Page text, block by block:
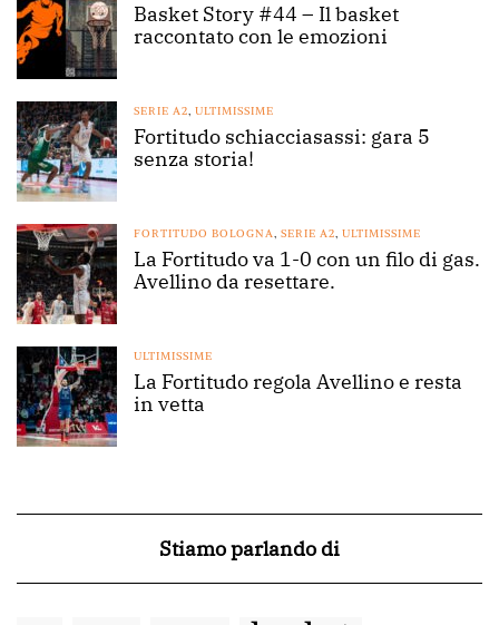
Basket Story #44 – Il basket
raccontato con le emozioni
SERIE A2, ULTIMISSIME
Fortitudo schiacciasassi: gara 5
senza storia!
FORTITUDO BOLOGNA, SERIE A2, ULTIMISSIME
La Fortitudo va 1-0 con un filo di gas.
Avellino da resettare.
ULTIMISSIME
La Fortitudo regola Avellino e resta
in vetta
Stiamo parlando di